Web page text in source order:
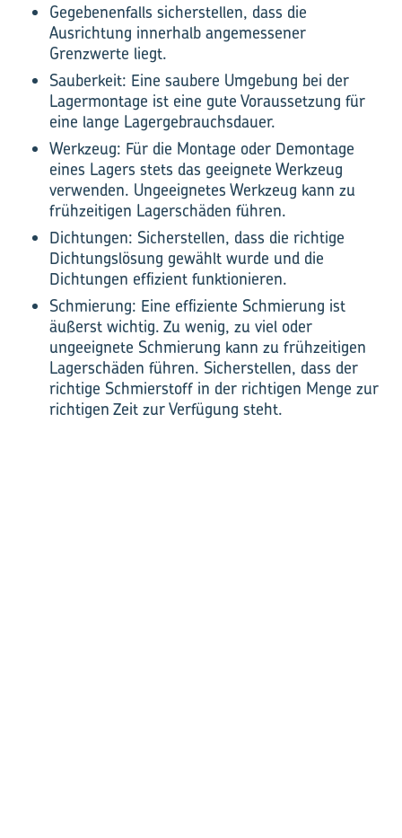
Gegebenenfalls sicherstellen, dass die
Ausrichtung innerhalb angemessener
Grenzwerte liegt.
Sauberkeit: Eine saubere Umgebung bei der
Lagermontage ist eine gute Voraussetzung für
eine lange Lagergebrauchsdauer.
Werkzeug: Für die Montage oder Demontage
eines Lagers stets das geeignete Werkzeug
verwenden. Ungeeignetes Werkzeug kann zu
frühzeitigen Lagerschäden führen.
Dichtungen: Sicherstellen, dass die richtige
Dichtungs­lösung gewählt wurde und die
Dichtungen effizient funktionieren.
Schmierung: Eine effiziente Schmierung ist
äußerst wichtig. Zu wenig, zu viel oder
ungeeignete Schmierung kann zu frühzeitigen
Lagerschäden führen. Sicherstellen, dass der
richtige Schmierstoff in der richtigen Menge zur
richtigen Zeit zur Verfügung steht.